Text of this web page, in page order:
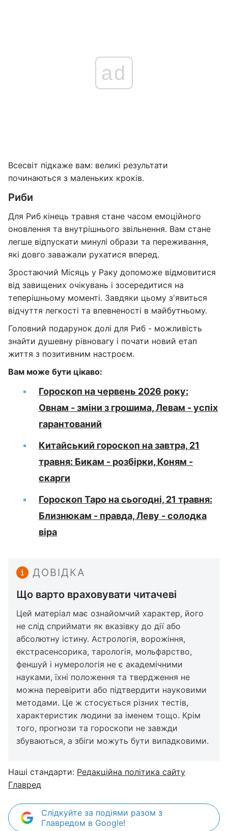
ad
Всесвіт підкаже вам: великі результати
починаються з маленьких кроків.
Риби
Для Риб кінець травня стане часом емоційного
оновлення та внутрішнього звільнення. Вам стане
легше відпускати минулі образи та переживання,
які довго заважали рухатися вперед.
Зростаючий Місяць у Раку допоможе відмовитися
від завищених очікувань і зосередитися на
теперішньому моменті. Завдяки цьому з'явиться
відчуття легкості та впевненості в майбутньому.
Головний подарунок долі для Риб - можливість
знайти душевну рівновагу і почати новий етап
життя з позитивним настроєм.
Вам може бути цікаво:
Гороскоп на червень 2026 року:
Овнам - зміни з грошима, Левам - успіх
гарантований
Китайський гороскоп на завтра, 21
травня: Бикам - розбірки, Коням -
скарги
Гороскоп Таро на сьогодні, 21 травня:
Близнюкам - правда, Леву - солодка
віра
ДОВІДКА
Що варто враховувати читачеві
Цей матеріал має ознайомчий характер, його
не слід сприймати як вказівку до дії або
абсолютну істину. Астрологія, ворожіння,
екстрасенсорика, тарологія, мольфарство,
феншуй і нумерологія не є академічними
науками, їхні положення та твердження не
можна перевірити або підтвердити науковими
методами. Це ж стосується різних тестів,
характеристик людини за іменем тощо. Крім
того, прогнози та гороскопи не завжди
збуваються, а збіги можуть бути випадковими.
Наші стандарти: Редакційна політика сайту
Главред
Слідкуйте за подіями разом з
Главредом в Google!